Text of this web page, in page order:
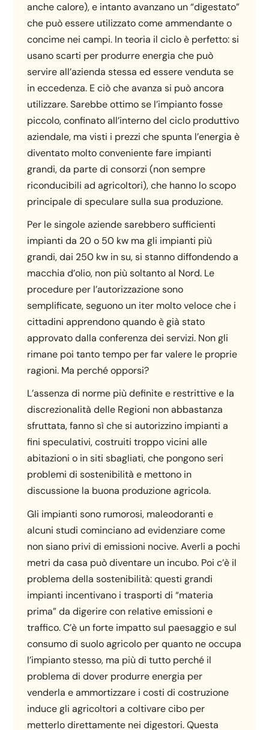
anche calore), e intanto avanzano un “digestato”
che può essere utilizzato come ammendante o
concime nei campi. In teoria il ciclo è perfetto: si
usano scarti per produrre energia che può
servire all’azienda stessa ed essere venduta se
in eccedenza. E ciò che avanza si può ancora
utilizzare. Sarebbe ottimo se l’impianto fosse
piccolo, confinato all’interno del ciclo produttivo
aziendale, ma visti i prezzi che spunta l’energia è
diventato molto conveniente fare impianti
grandi, da parte di consorzi (non sempre
riconducibili ad agricoltori), che hanno lo scopo
principale di speculare sulla sua produzione.
Per le singole aziende sarebbero sufficienti
impianti da 20 o 50 kw ma gli impianti più
grandi, dai 250 kw in su, si stanno diffondendo a
macchia d’olio, non più soltanto al Nord. Le
procedure per l’autorizzazione sono
semplificate, seguono un iter molto veloce che i
cittadini apprendono quando è già stato
approvato dalla conferenza dei servizi. Non gli
rimane poi tanto tempo per far valere le proprie
ragioni. Ma perché opporsi?
L’assenza di norme più definite e restrittive e la
discrezionalità delle Regioni non abbastanza
sfruttata, fanno sì che si autorizzino impianti a
fini speculativi, costruiti troppo vicini alle
abitazioni o in siti sbagliati, che pongono seri
problemi di sostenibilità e mettono in
discussione la buona produzione agricola.
Gli impianti sono rumorosi, maleodoranti e
alcuni studi cominciano ad evidenziare come
non siano privi di emissioni nocive. Averli a pochi
metri da casa può diventare un incubo. Poi c’è il
problema della sostenibilità: questi grandi
impianti incentivano i trasporti di “materia
prima” da digerire con relative emissioni e
traffico. C’è un forte impatto sul paesaggio e sul
consumo di suolo agricolo per quanto ne occupa
l’impianto stesso, ma più di tutto perché il
problema di dover produrre energia per
venderla e ammortizzare i costi di costruzione
induce gli agricoltori a coltivare cibo per
metterlo direttamente nei digestori. Questa